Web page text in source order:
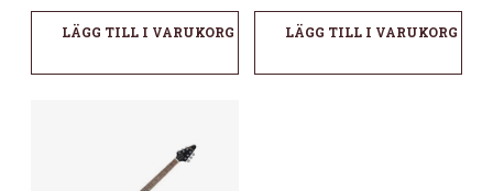
LÄGG TILL I VARUKORG LÄGG TILL I VARUKORG